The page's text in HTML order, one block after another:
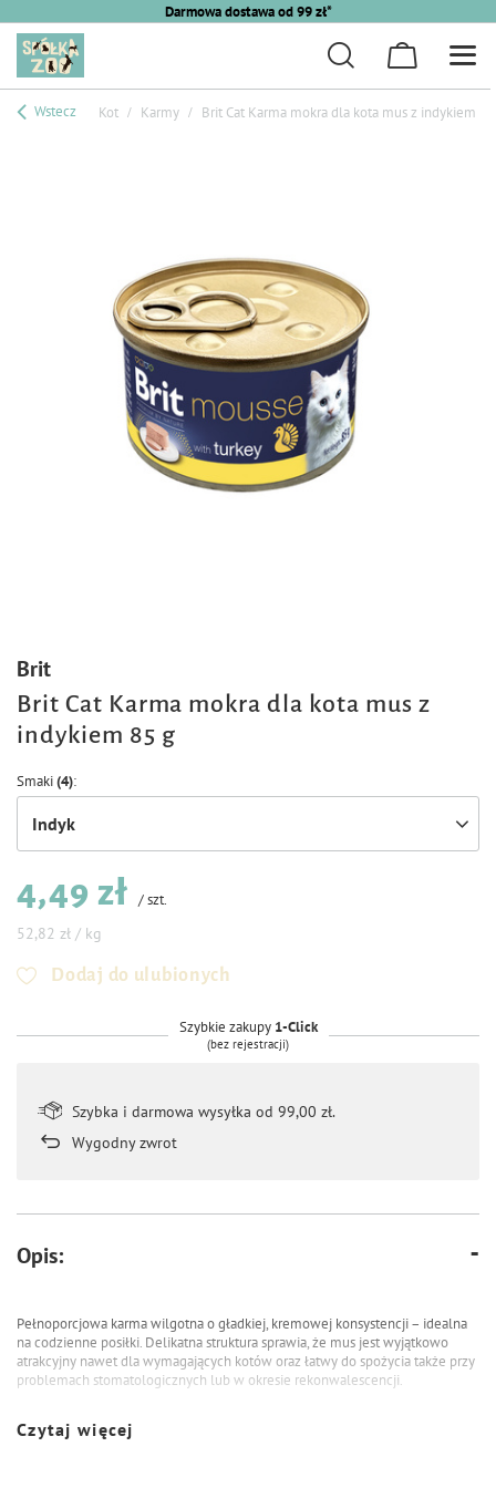
Darmowa dostawa od 99 zł*
Wstecz Kot Karmy Brit Cat Karma mokra dla kota mus z indykiem
Brit
Brit Cat Karma mokra dla kota mus z
indykiem 85 g
Smaki(4)
Indyk
4,49 zł /szt.
52,82 zł / kg
Dodaj do ulubionych
Szybkie zakupy 1-Click
(bez rejestracji)
Szybka i darmowa wysyłka od 99,00 zł.
Wygodny zwrot
Opis:
Pełnoporcjowa karma wilgotna o gładkiej, kremowej konsystencji – idealna
na codzienne posiłki. Delikatna struktura sprawia, że mus jest wyjątkowo
atrakcyjny nawet dla wymagających kotów oraz łatwy do spożycia także przy
problemach stomatologicznych lub w okresie rekonwalescencji.
Czytaj więcej